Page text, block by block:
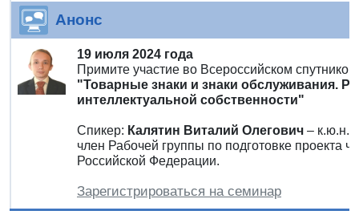
Анонс
19 июля 2024 года
Примите участие во Всероссийском
"Товарные знаки и знаки обслуживания.
интеллектуальной собственности"
Спикер: Калятин Виталий Олегович – к.ю.н.,
член Рабочей группы по подготовке проекта
Российской Федерации.
Зарегистрироваться на семинар